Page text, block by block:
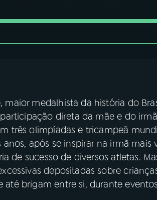
maior medalhista da história do
direta da mãe e do
três olimpíadas e tricampeã
anos, após se inspirar na irmã mais
de sucesso de diversos atletas.
depositadas sobre
até brigam entre si, durante